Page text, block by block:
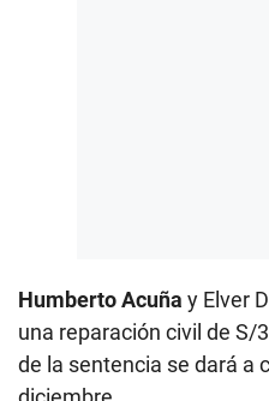
Humberto Acuña y Elver
una reparación civil de S/
de la sentencia se dará a